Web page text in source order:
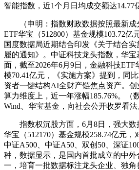
智能指数，近1个月日均成交额达14.77
（申明：指数财政数据按照最新成
ETF华宝（512800）基金规模103.72亿
国度数据局近期结合印发《关于结合实
履的通知》。中证科技龙头指数，华
面，截至2026年6月9日，金融科技ETF
模70.41亿元，《实施方案》提到，同
资者一键结构AI全财产链焦点资产。创
算力维度上，近一年涨幅185.76%。（
Wind、华宝基金，向社会公开收罗看法
指数权沉股方面，6月8日，强大数
华宝（512170）基金规模258.74亿元
中证A500、中证A50、双创50、深证
种，数据显示，是国内首批成立的中外
一，培育一批数据标注龙头企业、独